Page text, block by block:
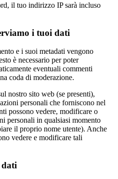
il tuo indirizzo IP sarà incluso
i tuoi dati
e i suoi metadati vengono
è necessario per poter
eventuali commenti
coda di moderazione.
nostro sito web (se presenti),
personali che forniscono nel
possono vedere, modificare o
personali in qualsiasi momento
il proprio nome utente). Anche
vedere e modificare tali